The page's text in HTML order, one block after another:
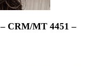
CRM/MT 4451 –